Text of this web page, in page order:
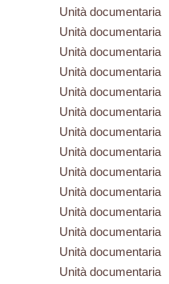
Unità documentaria
Unità documentaria
Unità documentaria
Unità documentaria
Unità documentaria
Unità documentaria
Unità documentaria
Unità documentaria
Unità documentaria
Unità documentaria
Unità documentaria
Unità documentaria
Unità documentaria
Unità documentaria